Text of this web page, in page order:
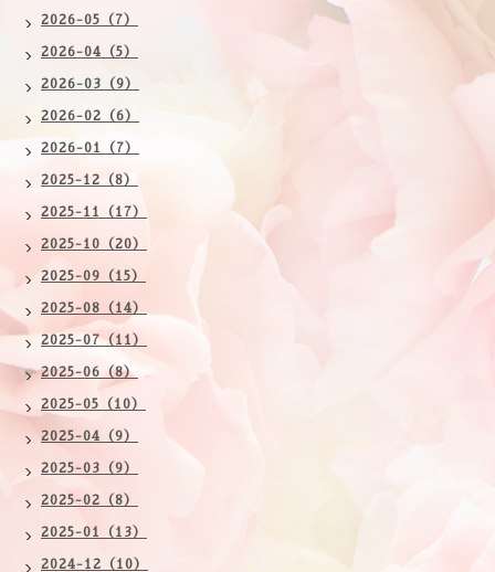
2026-05（7）
2026-04（5）
2026-03（9）
2026-02（6）
2026-01（7）
2025-12（8）
2025-11（17）
2025-10（20）
2025-09（15）
2025-08（14）
2025-07（11）
2025-06（8）
2025-05（10）
2025-04（9）
2025-03（9）
2025-02（8）
2025-01（13）
2024-12（10）